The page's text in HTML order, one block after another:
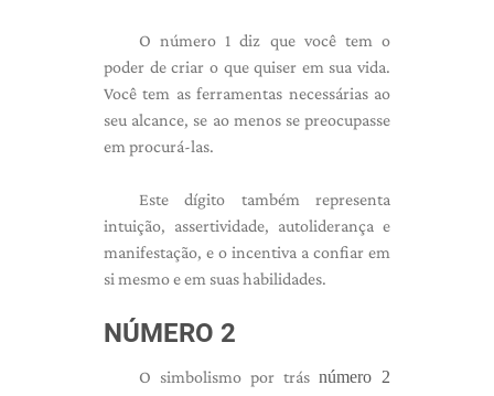
O número 1 diz que você tem o
poder de criar o que quiser em sua vida.
Você tem as ferramentas necessárias ao
seu alcance, se ao menos se preocupasse
em procurá-las.
Este dígito também representa
intuição, assertividade, autoliderança e
manifestação, e o incentiva a confiar em
si mesmo e em suas habilidades.
NÚMERO 2
O simbolismo por trás número 2